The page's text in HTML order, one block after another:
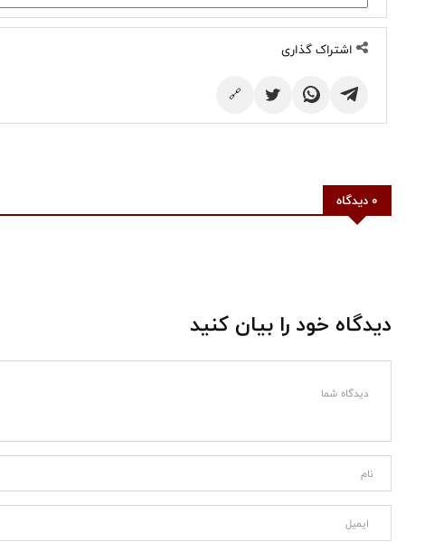
اشتراک گذاری
🔗
0 دیدگاه
دیدگاه خود را بیان کنید